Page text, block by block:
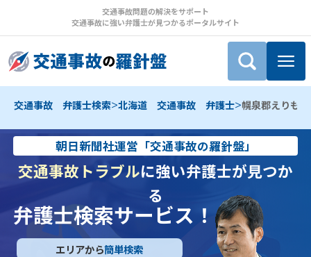
交通事故問題の解決をサポート
交通事故に強い弁護士が見つかるポータルサイト
交通事故 弁護士検索>北海道 交通事故 弁護士>幌泉郡えりも
朝日新聞社運営「交通事故の羅針盤」
交通事故トラブルに強い弁護士が見つか
る
弁護士検索サービス！
エリアから簡単検索